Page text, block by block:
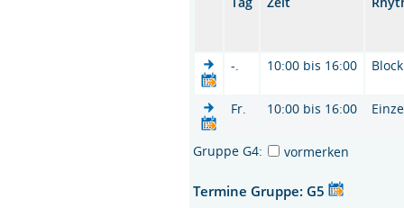
-. 10:00 bis 16:00 Block
Fr. 10:00 bis 16:00
Gruppe G4: vormerken
Termine Gruppe: G5